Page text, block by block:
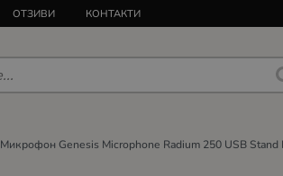
ОТЗИВИ КОНТАКТИ
Микрофон Genesis Microphone Radium 250 USB Stand